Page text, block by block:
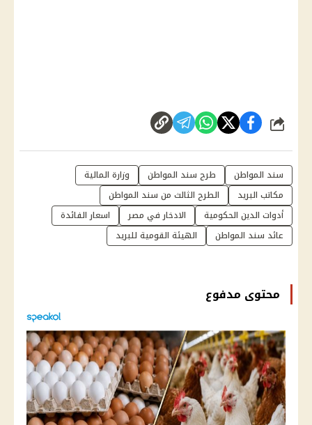
شارك
سند المواطن طرح سند المواطن
وزارة المالية
مكاتب البريد
الطرح الثالث من سند المواطن
أدوات الدين الحكومية
الادخار في مصر
اسعار الفائدة
عائد سند المواطن
الهيئة القومية للبريد
محتوى مدفوع